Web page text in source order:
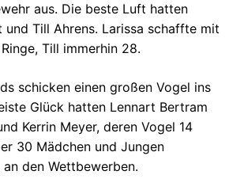
aus. Die beste Luft hatten
und Till Ahrens. Larissa schaffte mit
Till immerhin 28.
schicken einen großen Vogel ins
Glück hatten Lennart Bertram
Kerrin Meyer, deren Vogel 14
30 Mädchen und Jungen
den Wettbewerben.